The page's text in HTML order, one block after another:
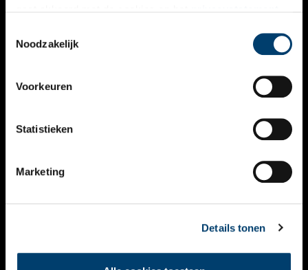
Noodzakelijk
Voorkeuren
Statistieken
Marketing
Details tonen
VERHALEN
KALENDER
THEMA’S
VIDEO’S
CONTACT